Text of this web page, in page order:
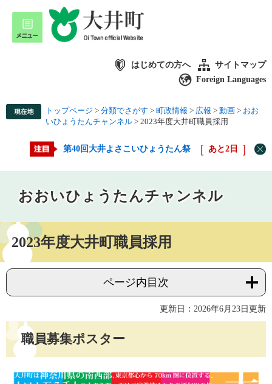
はじめての方へ
サイトマップ
Foreign Languages
トップページ > 分類でさがす > 町政情報 > 広報 > 動画 > おお
いひょうたんチャンネル > 2023年度大井町職員採用
第40回大井よさこいひょうたん祭 あと2 日
おおいひょうたんチャンネル
2023年度大井町職員採用
ページ内目次
更新日：2026年6月23日更新
職員募集ポスター